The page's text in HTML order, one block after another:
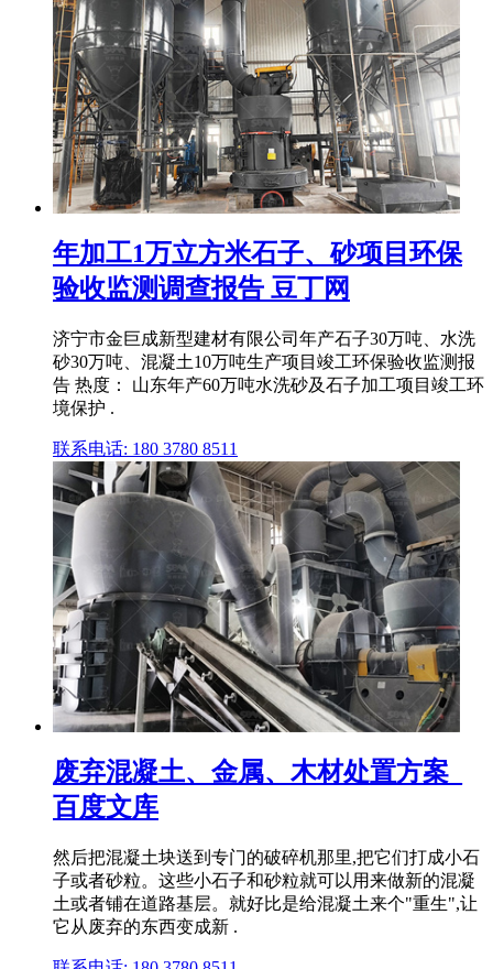
年加工1万立方米石子、砂项目环保
验收监测调查报告 豆丁网
济宁市金巨成新型建材有限公司年产石子30万吨、水洗
砂30万吨、混凝土10万吨生产项目竣工环保验收监测报
告 热度： 山东年产60万吨水洗砂及石子加工项目竣工环
境保护 .
联系电话: 180 3780 8511
废弃混凝土、金属、木材处置方案_
百度文库
然后把混凝土块送到专门的破碎机那里,把它们打成小石
子或者砂粒。这些小石子和砂粒就可以用来做新的混凝
土或者铺在道路基层。就好比是给混凝土来个"重生",让
它从废弃的东西变成新 .